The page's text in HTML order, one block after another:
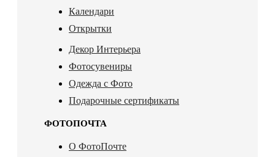
Календари
Открытки
Декор Интерьера
Фотосувениры
Одежда с Фото
Подарочные сертификаты
ФОТОПОЧТА
О ФотоПочте